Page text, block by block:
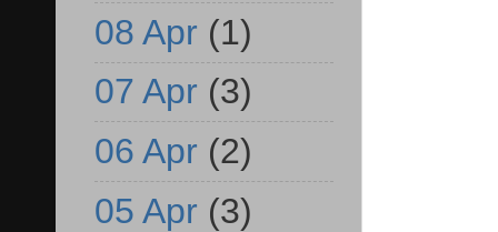
08 Apr (1)
07 Apr (3)
06 Apr (2)
05 Apr (3)